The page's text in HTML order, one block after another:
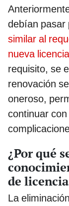
debían pasar
similar al
nueva licencia
requisito, se
renovación
oneroso,
continuar
¿Por qué
de
La